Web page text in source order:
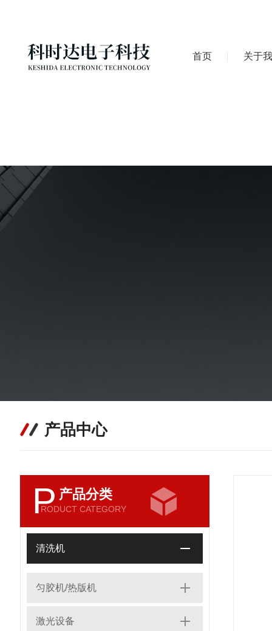
首页 关于
产品中心
P 产品分类
RODUCT CATEGORY
清洗机
匀胶机/热版机
激光设备